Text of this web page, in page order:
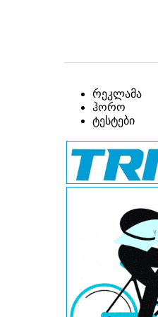
რეკლამა
ჰორო
ტესტები